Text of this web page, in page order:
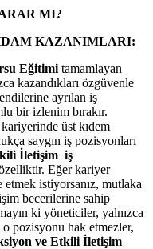
MI?
KAZANIMLARI:
Eğitimi tamamlayan
kazandıkları özgüvenle
ayrılan iş
bir izlenim bırakır.
üst kıdem
saygın iş pozisyonları
İletişim iş
Eğer kariyer
istiyorsanız, mutlaka
becerilerine sahip
ki yöneticiler, yalnızca
o pozisyonu hak etmezler,
ve Etkili İletişim